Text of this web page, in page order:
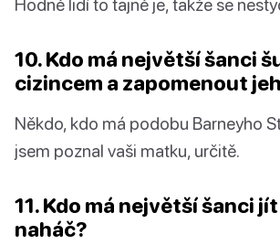
Hodně lidí to tajně je, takže se
10. Kdo má největší šanci
cizincem a zapomenout
Někdo, kdo má podobu Barneyho
jsem poznal vaši matku, určitě.
11. Kdo má největší šanci
naháč?